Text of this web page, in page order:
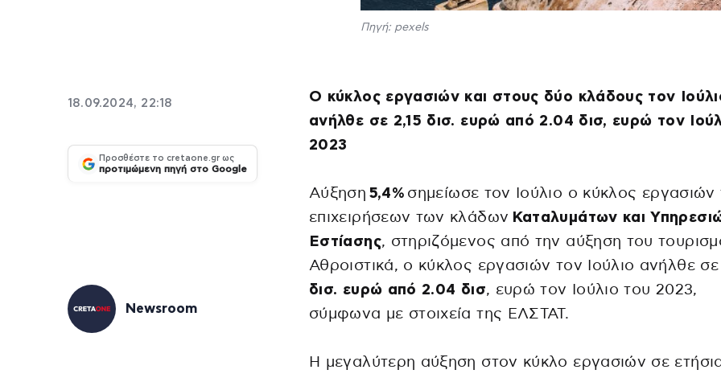
Πηγή: pexels
18.09.2024, 22:18
Προσθέστε το cretaone.gr ως
προτιμώμενη πηγή στο Google
Newsroom
Ο κύκλος εργασιών και στους δύο κλάδους τον
ανήλθε σε 2,15 δισ. ευρώ από 2.04 δισ, ευρώ τον
2023
Αύξηση 5,4% σημείωσε τον Ιούλιο ο κύκλος εργασιών
επιχειρήσεων των κλάδων Καταλυμάτων και
Εστίασης, στηριζόμενος από την αύξηση του
Αθροιστικά, ο κύκλος εργασιών τον Ιούλιο ανήλθε σε
δισ. ευρώ από 2.04 δισ, ευρώ τον Ιούλιο του 2023,
σύμφωνα με στοιχεία της ΕΛΣΤΑΤ.
Η μεγαλύτερη αύξηση στον κύκλο εργασιών σε